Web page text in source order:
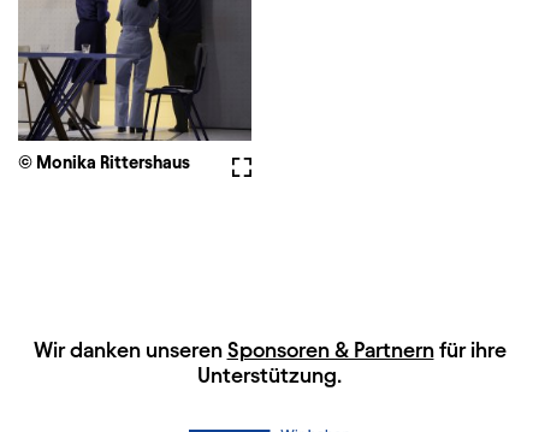
Vollbild
© Monika Rittershaus
HAUPTSPONSOREN
Wir danken unseren Sponsoren & Partnernfür ihre
Unterstützung.